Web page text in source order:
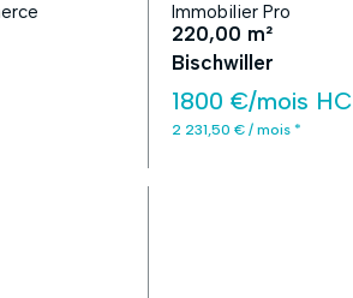
Immobilier Pro
220,00 m²
Bischwiller
1800 €/mois HC
2 231,50 € / mois *